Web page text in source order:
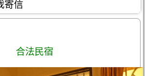
寄信
合法民宿